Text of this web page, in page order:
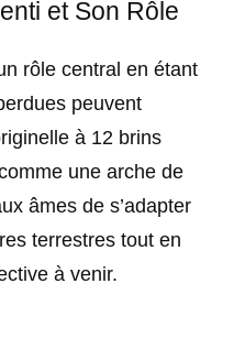
et Son Rôle
rôle central en étant
peuvent
à 12 brins
une arche de
âmes de s’adapter
terrestres tout en
à venir.